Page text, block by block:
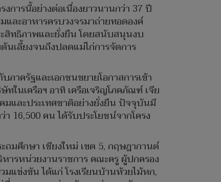
การนี้อย่างต่อเนื่องยาวนานกว่า 37 ปี
ละอาหารครบวงจรมาถ่ายทอดองค์
ะสิทธิภาพและยั่งยืน โดยสนับสนุนงบ
นเลี้ยงจนถึงปลดแม่ไก่การจัดการ
ภาครัฐและเอกชนขยายโอกาสการเข้า
ในเครือฯ อาทิ เครือเจริญโภคภัณฑ์ เจีย
มและประเทศชาติอย่างยั่งยืน ปัจจุบันมี
16,500 คน ได้รับประโยชน์จากโครง
มศึกษา เชียงใหม่ เขต 5, กฤษฎากานต์
ารหน่วยงานราชการ คณะครู ผู้ปกครอง
มแข่งขัน ได้แก่ โรงเรียนบ้านห้วยไม้หก,